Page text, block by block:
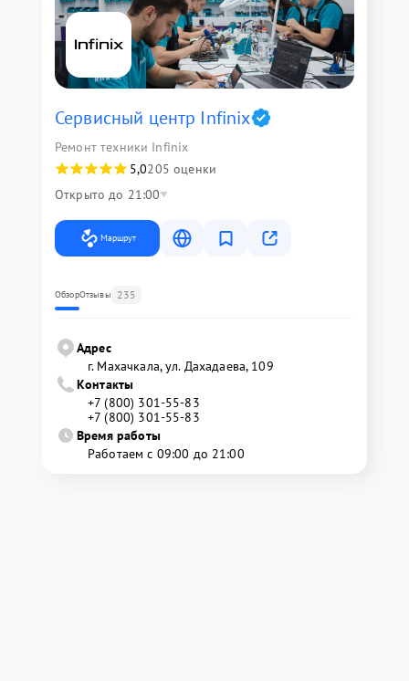
Сервисный центр Infinix
Ремонт техники Infinix
5,0205 оценки
Открыто до 21:00
Маршрут
ОбзорОтзывы 235
Адрес
г. Махачкала, ул. Дахадаева, 109
Контакты
+7 (800) 301-55-83
+7 (800) 301-55-83
Время работы
Работаем с 09:00 до 21:00